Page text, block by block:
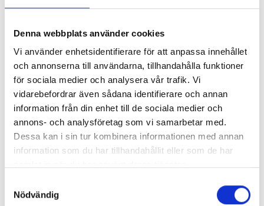
Denna webbplats använder cookies
Vi använder enhetsidentifierare för att anpassa innehållet
och annonserna till användarna, tillhandahålla funktioner
för sociala medier och analysera vår trafik. Vi
vidarebefordrar även sådana identifierare och annan
information från din enhet till de sociala medier och
annons- och analysföretag som vi samarbetar med.
Dessa kan i sin tur kombinera informationen med annan
information som du har tillhandahållit eller som de har
Nödvändig
flyttstädning i Göteborg -
hur ska jag gå till väga?
När du bokar din flytt med Expressflytt kan du samtidigt
boka in flyttstädning. Städningen utförs utav våra
professionella team och du kan med säkerhet förvänta
dig ett fläckfritt resultat!
Med oss på Expressflytt får du flyttstädning med
städgaranti. Se till att boka flyttstädning i tid om du ska